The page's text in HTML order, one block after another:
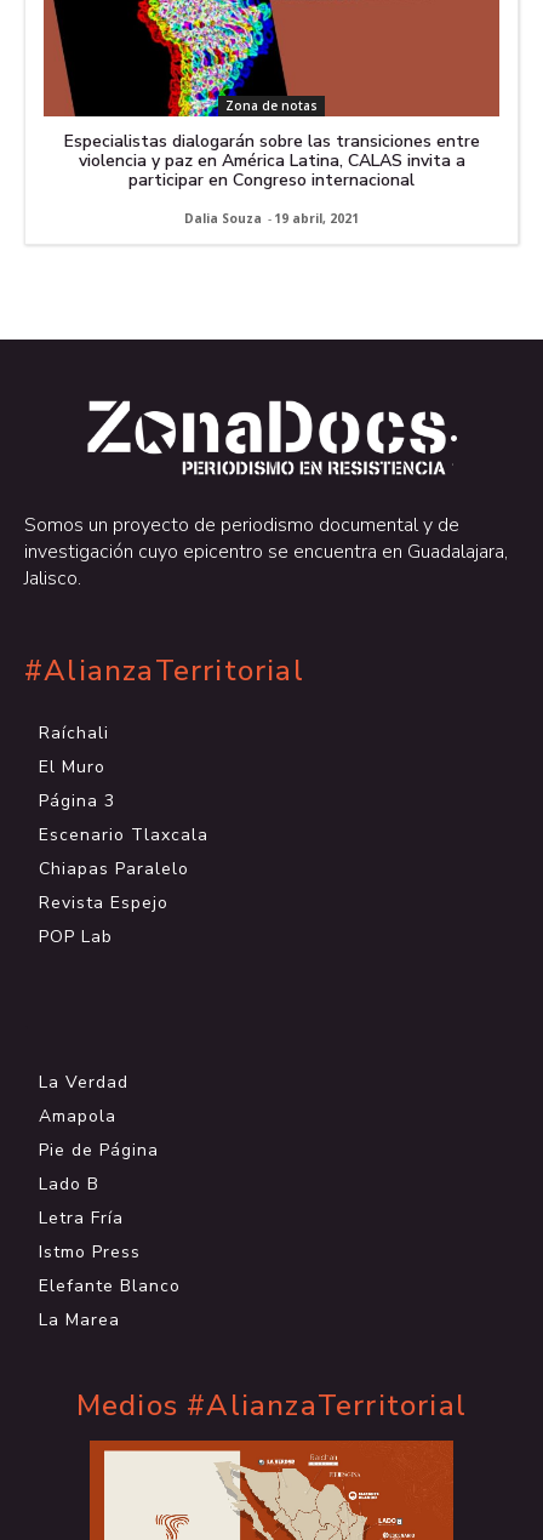
Zona de notas
Especialistas dialogarán sobre las transiciones entre
violencia y paz en América Latina, CALAS invita a
participar en Congreso internacional
Dalia Souza - 19 abril, 2021
.
.
Somos un proyecto de periodismo documental y de
investigación cuyo epicentro se encuentra en Guadalajara,
Jalisco.
#AlianzaTerritorial
Raíchali
El Muro
Página 3
Escenario Tlaxcala
Chiapas Paralelo
Revista Espejo
POP Lab
La Verdad
Amapola
Pie de Página
Lado B
Letra Fría
Istmo Press
Elefante Blanco
La Marea
Medios #AlianzaTerritorial